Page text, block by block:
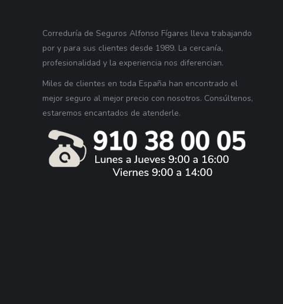
Correduría de Seguros Alfonso Fígares lleva trabajando
por y para sus clientes desde 1989. La cercanía,
profesionalidad y la experiencia nos diferencian.
Miles de clientes en toda España han encontrado el
mejor seguro al mejor precio con nosotros. Consúltenos,
estaremos encantados de atenderle.